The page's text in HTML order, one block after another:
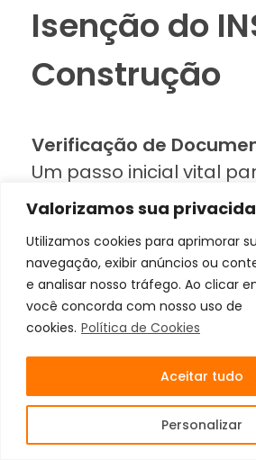
Valorizamos sua
Utilizamos cookies para aprimorar
navegação, exibir anúncios ou
e analisar nosso tráfego. Ao clicar
você concorda com nosso uso de
cookies. Política de Cookies
Personalizar
Aceitar tudo
Isenção do
Construção
Verificação de
Um passo inicial vital
até eliminar o imposto é
de que toda a
relacionada à obra está
devidamente
sistema da Receita
inclui a verificação
notas fiscais de
concreto usinado,
argamassa, que podem
oportunidades para